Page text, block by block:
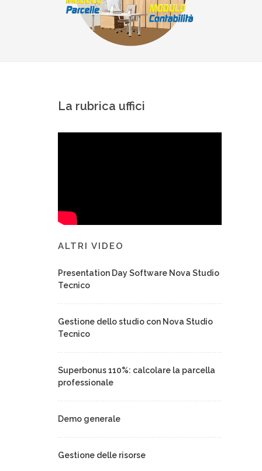
La rubrica uffici
ALTRI VIDEO
Presentation Day Software Nova Studio
Tecnico
Gestione dello studio con Nova Studio
Tecnico
Superbonus 110%: calcolare la parcella
professionale
Demo generale
Gestione delle risorse